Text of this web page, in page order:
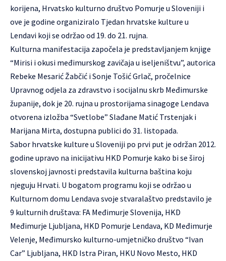
korijena, Hrvatsko kulturno društvo Pomurje u Sloveniji i
ove je godine organiziralo Tjedan hrvatske kulture u
Lendavi koji se održao od 19. do 21. rujna.
Kulturna manifestacija započela je predstavljanjem knjige
“Mirisi i okusi međimurskog zavičaja u iseljeništvu”, autorica
Rebeke Mesarić Žabčić i Sonje Tošić Grlač, pročelnice
Upravnog odjela za zdravstvo i socijalnu skrb Međimurske
županije, dok je 20. rujna u prostorijama sinagoge Lendava
otvorena izložba “Svetlobe” Slađane Matić Trstenjak i
Marijana Mirta, dostupna publici do 31. listopada.
Sabor hrvatske kulture u Sloveniji po prvi put je održan 2012.
godine upravo na inicijativu HKD Pomurje kako bi se široj
slovenskoj javnosti predstavila kulturna baština koju
njeguju Hrvati. U bogatom programu koji se održao u
Kulturnom domu Lendava svoje stvaralaštvo predstavilo je
9 kulturnih društava: FA Međimurje Slovenija, HKD
Međimurje Ljubljana, HKD Pomurje Lendava, KD Međimurje
Velenje, Međimursko kulturno-umjetničko društvo “Ivan
Car” Ljubljana, HKD Istra Piran, HKU Novo Mesto, HKD